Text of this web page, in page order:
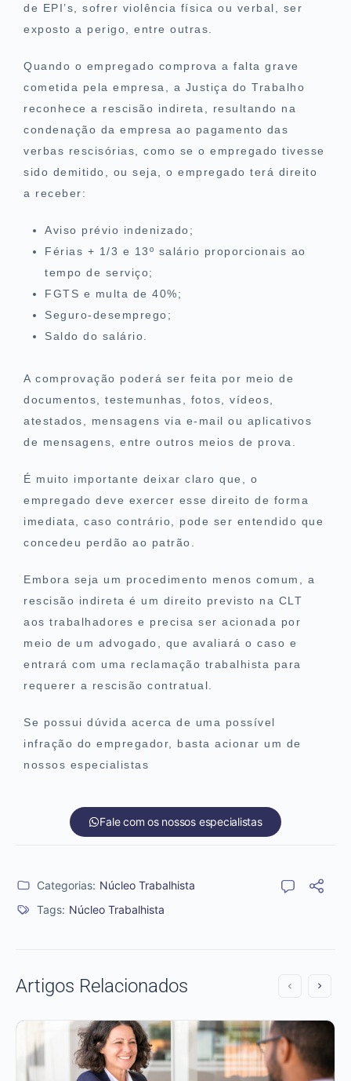
de EPI’s, sofrer violência física ou verbal, ser
exposto a perigo, entre outras.
Quando o empregado comprova a falta grave
cometida pela empresa, a Justiça do Trabalho
reconhece a rescisão indireta, resultando na
condenação da empresa ao pagamento das
verbas rescisórias, como se o empregado tivesse
sido demitido, ou seja, o empregado terá direito
a receber:
Aviso prévio indenizado;
Férias + 1/3 e 13º salário proporcionais ao
tempo de serviço;
FGTS e multa de 40%;
Seguro-desemprego;
Saldo do salário.
A comprovação poderá ser feita por meio de
documentos, testemunhas, fotos, vídeos,
atestados, mensagens via e-mail ou aplicativos
de mensagens, entre outros meios de prova.
É muito importante deixar claro que, o
empregado deve exercer esse direito de forma
imediata, caso contrário, pode ser entendido que
concedeu perdão ao patrão.
Embora seja um procedimento menos comum, a
rescisão indireta é um direito previsto na CLT
aos trabalhadores e precisa ser acionada por
meio de um advogado, que avaliará o caso e
entrará com uma reclamação trabalhista para
requerer a rescisão contratual.
Se possui dúvida acerca de uma possível
infração do empregador, basta acionar um de
nossos especialistas
Fale com os nossos especialistas
Categorias: Núcleo Trabalhista
Tags: Núcleo Trabalhista
Artigos Relacionados